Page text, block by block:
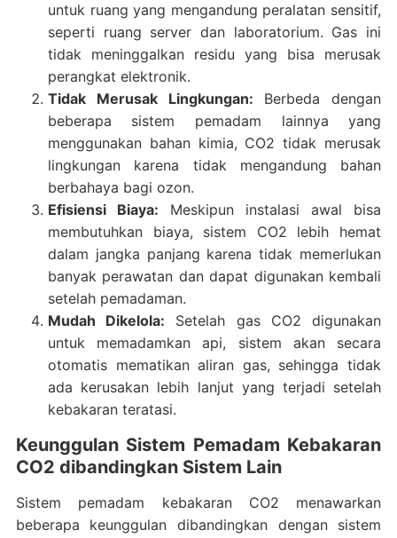
untuk ruang yang mengandung peralatan sensitif,
seperti ruang server dan laboratorium. Gas ini
tidak meninggalkan residu yang bisa merusak
perangkat elektronik.
Tidak Merusak Lingkungan: Berbeda dengan
beberapa sistem pemadam lainnya yang
menggunakan bahan kimia, CO2 tidak merusak
lingkungan karena tidak mengandung bahan
berbahaya bagi ozon.
Efisiensi Biaya: Meskipun instalasi awal bisa
membutuhkan biaya, sistem CO2 lebih hemat
dalam jangka panjang karena tidak memerlukan
banyak perawatan dan dapat digunakan kembali
setelah pemadaman.
Mudah Dikelola: Setelah gas CO2 digunakan
untuk memadamkan api, sistem akan secara
otomatis mematikan aliran gas, sehingga tidak
ada kerusakan lebih lanjut yang terjadi setelah
kebakaran teratasi.
Keunggulan Sistem Pemadam Kebakaran
CO2 dibandingkan Sistem Lain
Sistem pemadam kebakaran CO2 menawarkan
beberapa keunggulan dibandingkan dengan sistem